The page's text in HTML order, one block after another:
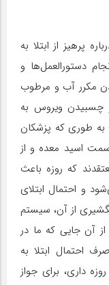
پرهیز از ابتلا به
دستورالعمل‌‌‌ها و
مکرر آب و مرطوب
چسبیدن ویروس به
به طوری که پزشکان
اسید معده و از
که روزه باعث
و احتمال ابتلای
از آن، سیستم
آن جایی که ما در
احتمال ابتلا به
داری، برای جواز